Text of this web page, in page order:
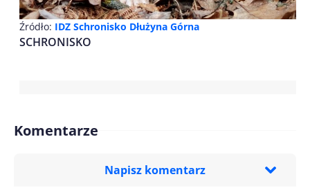
Źródło: IDZ Schronisko Dłużyna Górna
SCHRONISKO
Komentarze
Napisz komentarz